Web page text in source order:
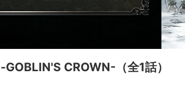
GOBLIN'S CROWN- （全1話）